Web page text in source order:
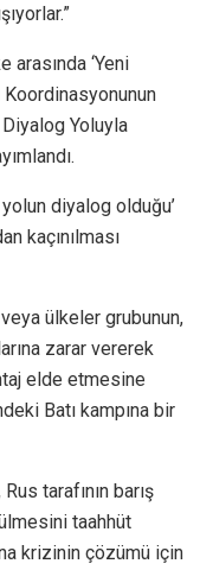
arasında ‘Yeni
Yoluyla
diyalog olduğu’
kaçınılması
ülkeler grubunun,
zarar vererek
elde etmesine
Batı kampına bir
tarafının barış
taahhüt
krizinin çözümü için